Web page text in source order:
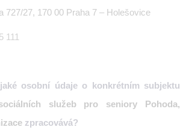
727/27, 170 00 Praha 7 – Holešovice
111
osobní údaje o konkrétním subjektu
služeb pro seniory Pohoda,
zpracovává?